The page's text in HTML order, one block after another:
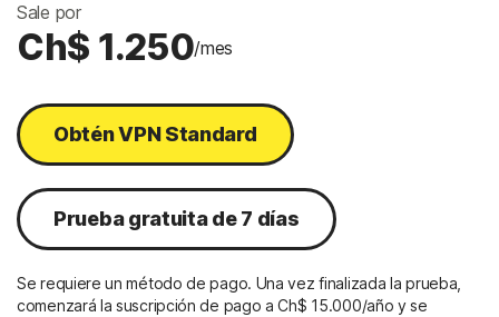
Sale por
Ch$ 1.250/mes
Obtén VPN Standard
Prueba gratuita de 7 días
Se requiere un método de pago. Una vez finalizada la prueba,
comenzará la suscripción de pago a Ch$ 15.000/año y se